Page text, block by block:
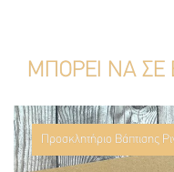
ΜΠΟΡΕΙ ΝΑ ΣΕ
Προσκλητήριο Βάπτισης